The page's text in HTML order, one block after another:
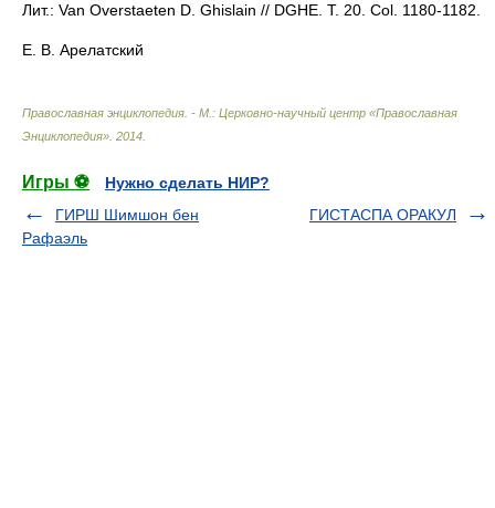
Лит.: Van Overstaeten D. Ghislain // DGHE. T. 20. Col. 1180-1182.
Е. В. Арелатский
Православная энциклопедия. - М.: Церковно-научный центр «Православная
Энциклопедия» 2014
Игры ⚽
Нужно сделать НИР?
ГИРШ Шимшон бен
Рафаэль
ГИСТАСПА ОРАКУЛ